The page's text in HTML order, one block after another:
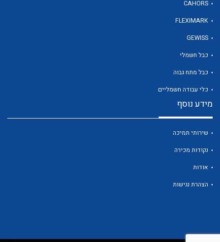
לכל מוצרי היצרן
CAHORS
FLEXIMARK
GEWISS
כבל חשמלי
כבל מתח גבוה
כלי עבודה חשמליים
מידע נוסף
שירותי תמיכה
נקודות מכירה
אודות
הצהרת נגישות